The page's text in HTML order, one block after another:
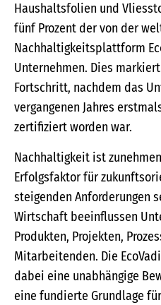
Haushaltsfolien und
fünf Prozent der von der
Nachhaltigkeitsplattform
Unternehmen. Dies
Fortschritt, nachdem das
vergangenen Jahres
zertifiziert worden war.
Nachhaltigkeit ist
Erfolgsfaktor für
steigenden Anforderungen
Wirtschaft beeinflussen
Produkten, Projekten,
Mitarbeitenden. Die
dabei eine unabhängige
eine fundierte Grundlage